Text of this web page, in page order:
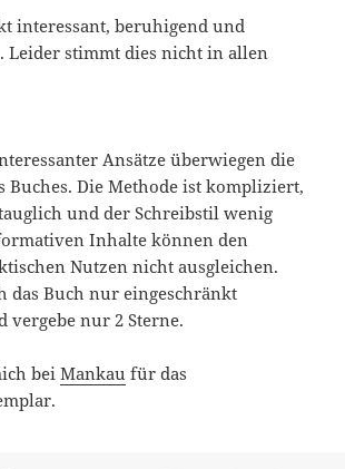
interessant, beruhigend und
Leider stimmt dies nicht in allen
Ansätze überwiegen die
Buches. Die Methode ist kompliziert,
und der Schreibstil wenig
Inhalte können den
Nutzen nicht ausgleichen.
das Buch nur eingeschränkt
vergebe nur 2 Sterne.
beiMankau für das